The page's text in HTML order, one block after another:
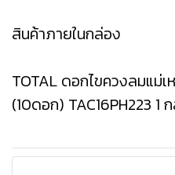
สินค้าภายในกล่อง
TOTAL ดอกไขควงลมแม่
(10ดอก) TAC16PH223 1